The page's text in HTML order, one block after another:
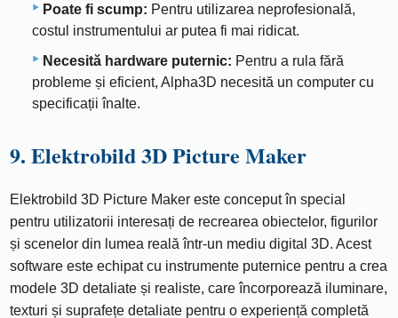
Poate fi scump: Pentru utilizarea neprofesională,
costul instrumentului ar putea fi mai ridicat.
Necesită hardware puternic: Pentru a rula fără
probleme și eficient, Alpha3D necesită un computer cu
specificații înalte.
9. Elektrobild 3D Picture Maker
Elektrobild 3D Picture Maker este conceput în special
pentru utilizatorii interesați de recrearea obiectelor, figurilor
și scenelor din lumea reală într-un mediu digital 3D. Acest
software este echipat cu instrumente puternice pentru a crea
modele 3D detaliate și realiste, care încorporează iluminare,
texturi și suprafețe detaliate pentru o experiență completă